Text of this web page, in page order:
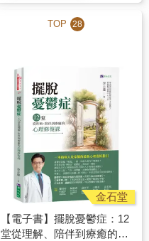
TOP 28
金石堂
【電子書】擺脫憂鬱症：12
堂從理解、陪伴到療癒的心